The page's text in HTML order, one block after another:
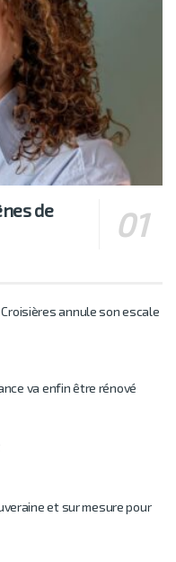
de
annule son escale
va enfin être rénové
et sur mesure pour